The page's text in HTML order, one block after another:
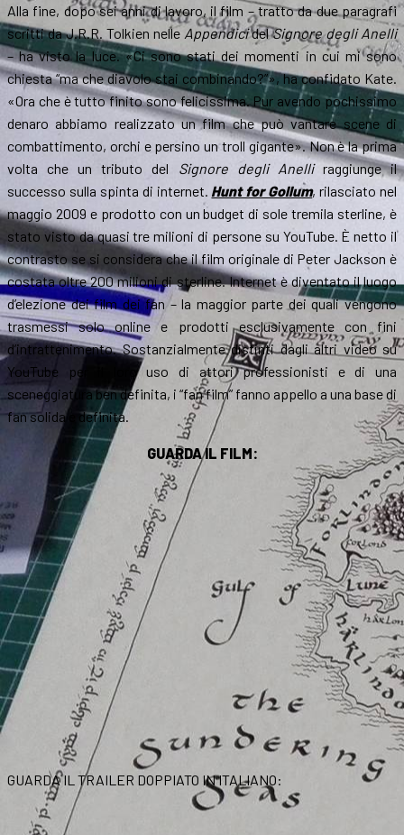
Alla fine, dopo sei anni di lavoro, il film – tratto da due paragrafi
scritti da J.R.R. Tolkien nelle AppendicidelSignore degli Anelli
– ha visto la luce. «Ci sono stati dei momenti in cui mi sono
chiesta “ma che diavolo stai combinando?”», ha confidato Kate.
«Ora che è tutto finito sono felicissima. Pur avendo pochissimo
denaro abbiamo realizzato un film che può vantare scene di
combattimento, orchi e persino un troll gigante». Non è la prima
volta che un tributo del Signore degli Anelliraggiunge il
successo sulla spinta di internet. Hunt for Gollum, rilasciato nel
maggio 2009 e prodotto con un budget di sole tremila sterline, è
stato visto da quasi tre milioni di persone su YouTube. È netto il
contrasto se si considera che il film originale di Peter Jackson è
costata oltre 200 milioni di sterline. Internet è diventato il luogo
d’elezione dei film dei fan – la maggior parte dei quali vengono
trasmessi solo online e prodotti esclusivamente con fini
d’intrattenimento. Sostanzialmente distinti dagli altri video su
YouTube per il loro uso di attori professionisti e di una
sceneggiatura ben definita, i “fan film” fanno appello a una base di
fan solida e definita.
GUARDA IL FILM:
GUARDA IL TRAILER DOPPIATO IN ITALIANO: